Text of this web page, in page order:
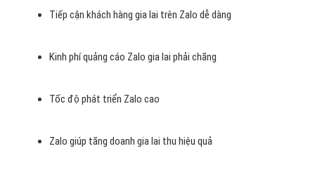
Tiếp cận khách hàng gia lai trên Zalo dễ dàng
Kinh phí quảng cáo Zalo gia lai phải chăng
Tốc độ phát triển Zalo cao
Zalo giúp tăng doanh gia lai thu hiệu quả